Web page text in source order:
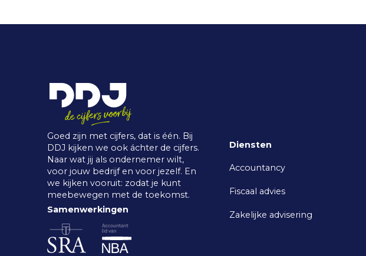
Goed zijn met cijfers, dat is één. Bij
DDJ kijken we ook áchter de cijfers.
Naar wat jij als ondernemer wilt,
voor jouw bedrijf en voor jezelf. En
we kijken vooruit: zodat je kunt
meebewegen met de toekomst.
Samenwerkingen
Diensten
Accountancy
Fiscaal advies
Zakelijke advisering